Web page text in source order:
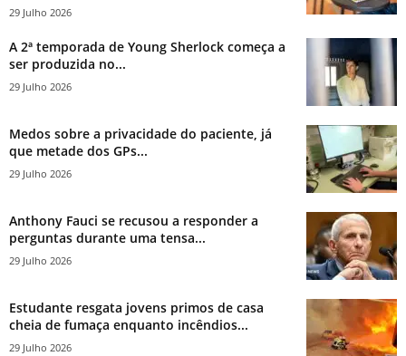
29 Julho 2026
A 2ª temporada de Young Sherlock começa a
ser produzida no...
29 Julho 2026
Medos sobre a privacidade do paciente, já
que metade dos GPs...
29 Julho 2026
Anthony Fauci se recusou a responder a
perguntas durante uma tensa...
29 Julho 2026
Estudante resgata jovens primos de casa
cheia de fumaça enquanto incêndios...
29 Julho 2026